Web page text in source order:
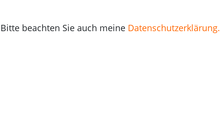
Bitte beachten Sie auch meine Datenschutzerklärung.